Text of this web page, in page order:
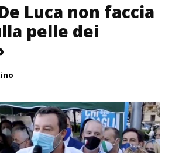
Luca non faccia
pelle dei